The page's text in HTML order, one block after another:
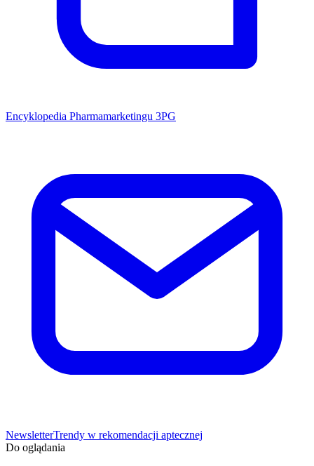
Encyklopedia Pharmamarketingu 3PG
NewsletterTrendy w rekomendacji aptecznej
Do oglądania